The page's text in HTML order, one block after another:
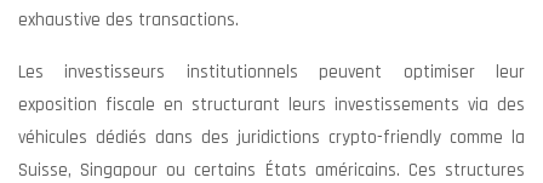
exhaustive des transactions.
Les investisseurs institutionnels peuvent optimiser leur
exposition fiscale en structurant leurs investissements via des
véhicules dédiés dans des juridictions crypto-friendly comme la
Suisse, Singapour ou certains États américains. Ces structures